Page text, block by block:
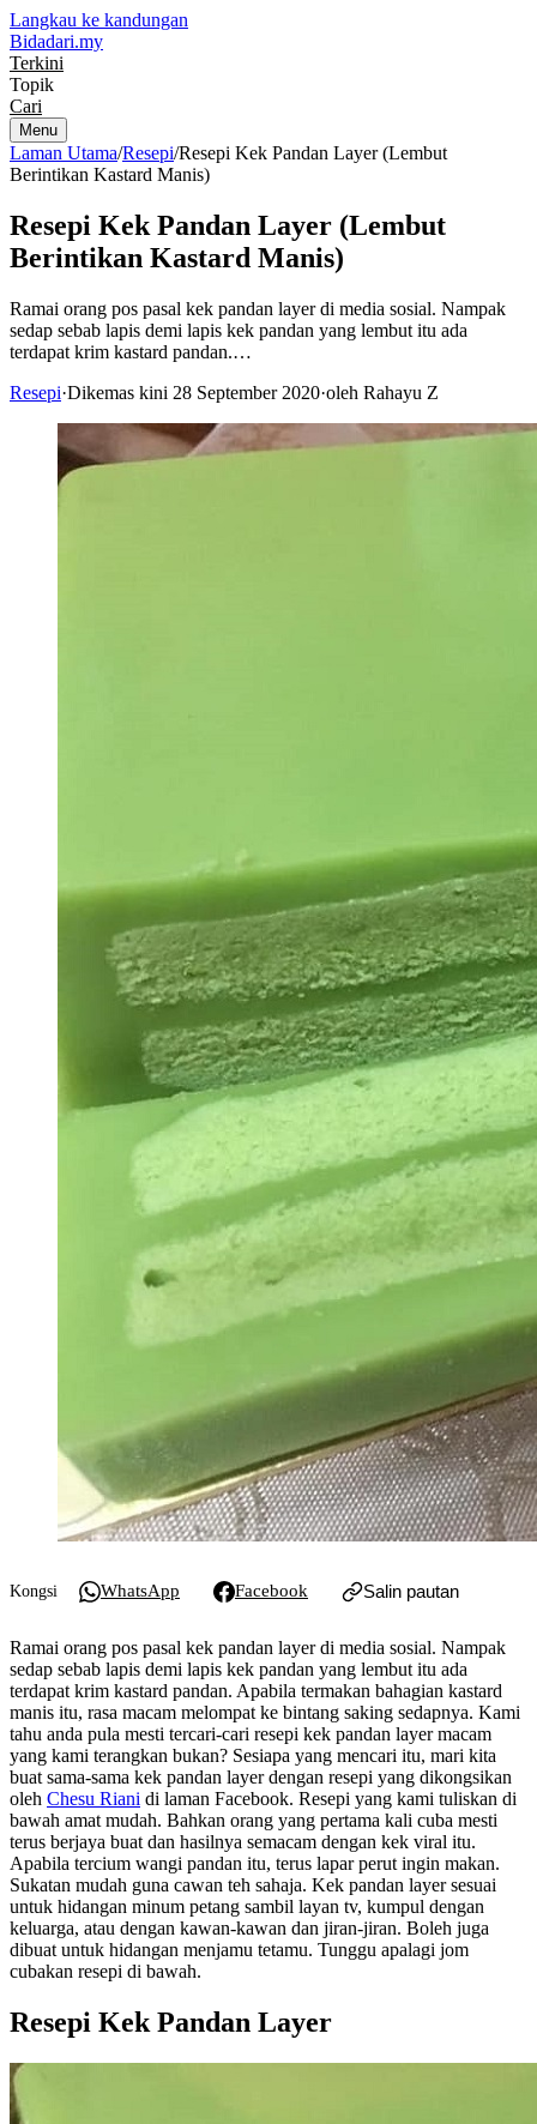
Langkau ke kandungan
Bidadari.my
Terkini
Topik
Cari
Menu
Laman Utama/Resepi/Resepi Kek Pandan Layer (Lembut
Berintikan Kastard Manis)
Resepi Kek Pandan Layer (Lembut
Berintikan Kastard Manis)
Ramai orang pos pasal kek pandan layer di media sosial. Nampak
sedap sebab lapis demi lapis kek pandan yang lembut itu ada
terdapat krim kastard pandan.…
Resepi·Dikemas kini 28 September 2020·oleh Rahayu Z
Kongsi WhatsApp Facebook Salin pautan
Ramai orang pos pasal kek pandan layer di media sosial. Nampak
sedap sebab lapis demi lapis kek pandan yang lembut itu ada
terdapat krim kastard pandan. Apabila termakan bahagian kastard
manis itu, rasa macam melompat ke bintang saking sedapnya. Kami
tahu anda pula mesti tercari-cari resepi kek pandan layer macam
yang kami terangkan bukan? Sesiapa yang mencari itu, mari kita
buat sama-sama kek pandan layer dengan resepi yang dikongsikan
oleh Chesu Riani ‎ di laman Facebook. Resepi yang kami tuliskan di
bawah amat mudah. Bahkan orang yang pertama kali cuba mesti
terus berjaya buat dan hasilnya semacam dengan kek viral itu.
Apabila tercium wangi pandan itu, terus lapar perut ingin makan.
Sukatan mudah guna cawan teh sahaja. Kek pandan layer sesuai
untuk hidangan minum petang sambil layan tv, kumpul dengan
keluarga, atau dengan kawan-kawan dan jiran-jiran. Boleh juga
dibuat untuk hidangan menjamu tetamu. Tunggu apalagi jom
cubakan resepi di bawah.
Resepi Kek Pandan Layer